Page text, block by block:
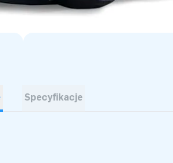
Specyfikacje